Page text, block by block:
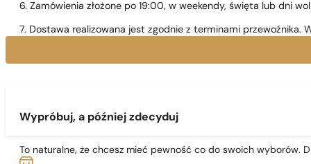
6. Zamówienia złożone po 19:00, w weekendy, święta lub dni
7. Dostawa realizowana jest zgodnie z terminami przewoźnika.
Wypróbuj, a później zdecyduj
To naturalne, że chcesz mieć pewność co do swoich wyborów.